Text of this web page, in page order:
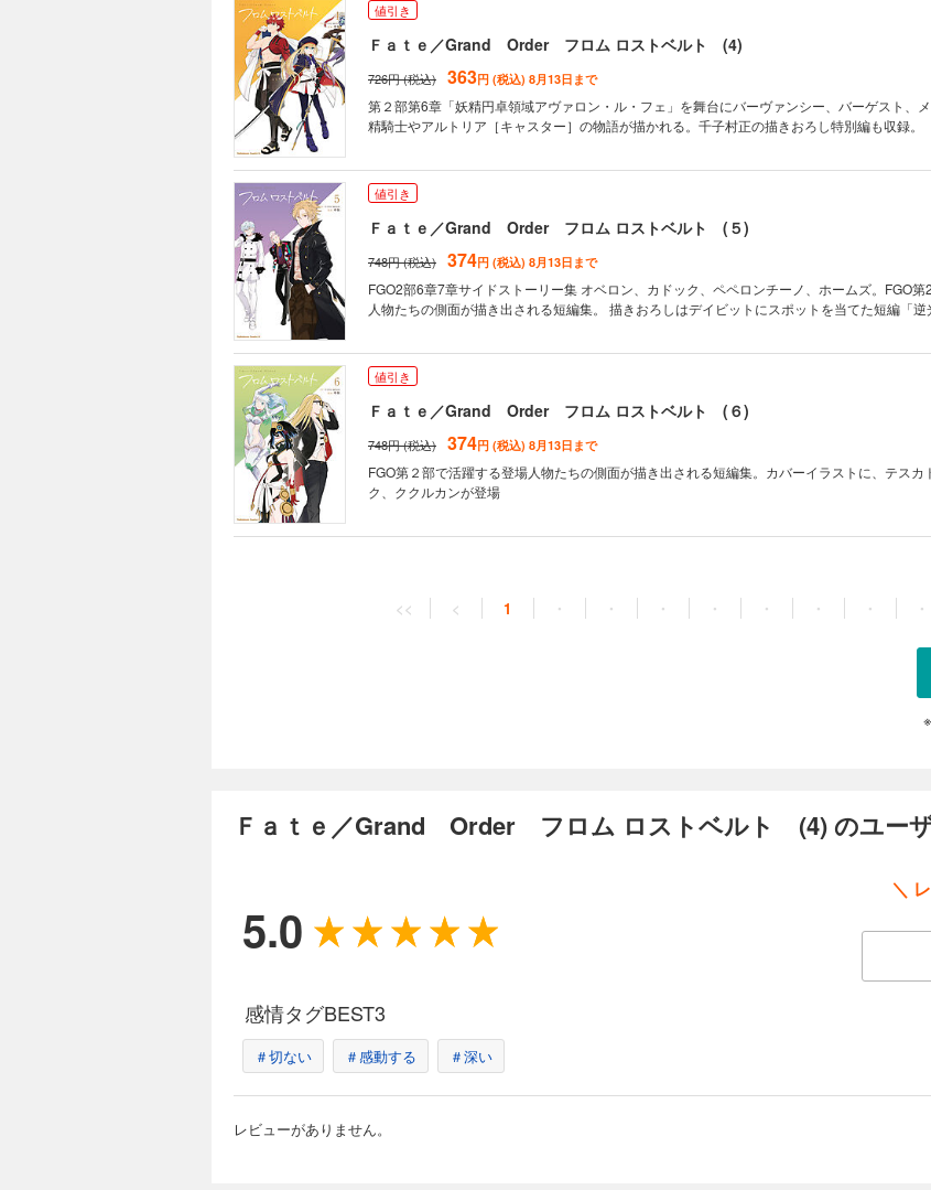
値引き
Ｆａｔｅ／Grand Order フロム ロストベルト (4)
726円 (税込) 363円 (税込) 8月13日まで
第２部第6章「妖精円卓領域アヴァロン・ル・フェ」を舞台にバーヴァンシー、バーゲスト、
精騎士やアルトリア［キャスター］の物語が描かれる。千子村正の描きおろし特別編も収録。
値引き
Ｆａｔｅ／Grand Order フロム ロストベルト (５)
748円 (税込) 374円 (税込) 8月13日まで
FGO2部6章7章サイドストーリー集 オベロン、カドック、ペペロンチーノ、ホームズ。FGO
人物たちの側面が描き出される短編集。 描きおろしはデイビットにスポットを当てた短編「逆
値引き
Ｆａｔｅ／Grand Order フロム ロストベルト (６)
748円 (税込) 374円 (税込) 8月13日まで
FGO第２部で活躍する登場人物たちの側面が描き出される短編集。カバーイラストに、テスカ
ク、ククルカンが登場
<< < 1 ・ ・ ・ ・ ・ ・ ・ ・
Ｆａｔｅ／Grand Order フロム ロストベルト (4) のユー
5.0
＼
感情タグBEST3
＃切ない ＃感動する ＃深い
レビューがありません。